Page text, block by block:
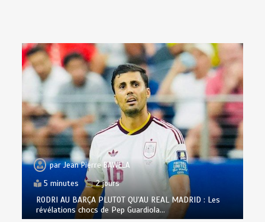
parJean Pierre BAWELA
5 minutes
2 jours
RODRI AU BARÇA PLUTOT QU’AU REAL MADRID : Les
révélations chocs de Pep Guardiola…